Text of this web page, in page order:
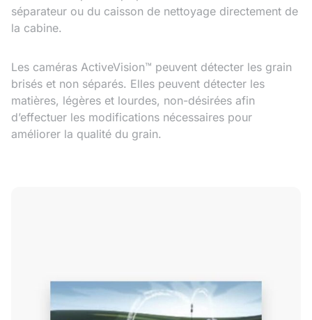
séparateur ou du caisson de nettoyage directement de
la cabine.
Les caméras ActiveVision™ peuvent détecter les grain
brisés et non séparés. Elles peuvent détecter les
matières, légères et lourdes, non-désirées afin
d’effectuer les modifications nécessaires pour
améliorer la qualité du grain.